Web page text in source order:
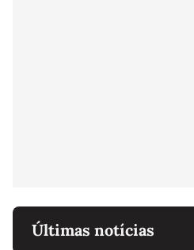
Últimas notícias